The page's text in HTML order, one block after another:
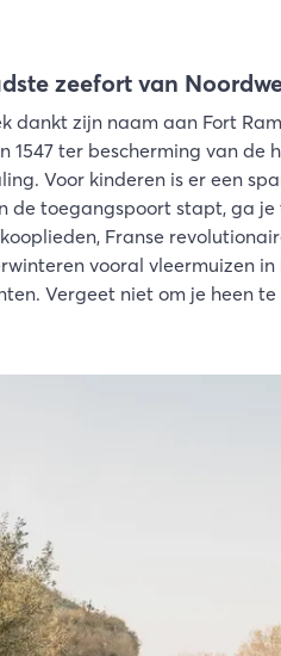
zeefort van
dankt zijn naam aan Fort
1547 ter bescherming van
Voor kinderen is er een
de toegangspoort stapt, ga
Franse
vooral vleermuizen
Vergeet niet om je heen